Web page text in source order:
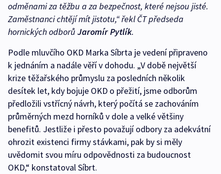
odměnami za těžbu a za bezpečnost, které nejsou jisté.
Zaměstnanci chtějí mít jistotu,“řekl ČT předseda
hornických odborů Jaromír Pytlík.
Podle mluvčího OKD Marka Síbrta je vedení připraveno
k jednáním a nadále věří v dohodu. „V době největší
krize těžařského průmyslu za posledních několik
desítek let, kdy bojuje OKD o přežití, jsme odborům
předložili vstřícný návrh, který počítá se zachováním
průměrných mezd horníků v dole a velké většiny
benefitů. Jestliže i přesto považují odbory za adekvátní
ohrozit existenci firmy stávkami, pak by si měly
uvědomit svou míru odpovědnosti za budoucnost
OKD,“ konstatoval Síbrt.